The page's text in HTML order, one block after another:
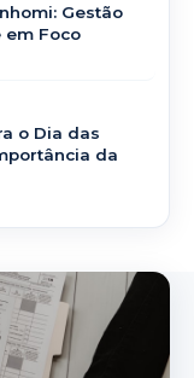
Gestão
em Foco
o Dia das
da